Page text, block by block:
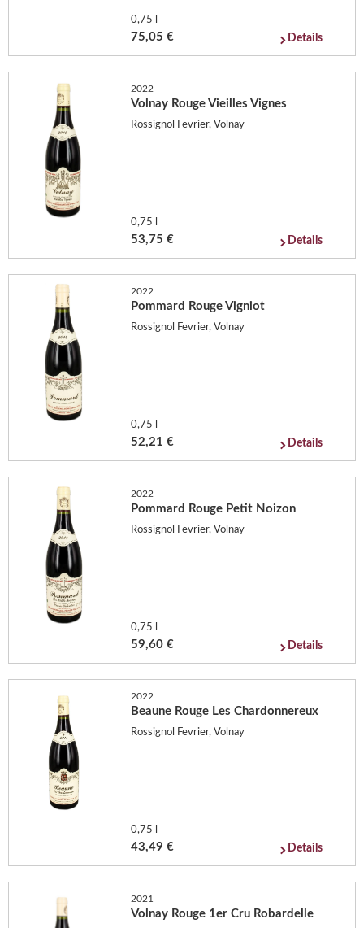
0,75 l
75,05 € Details
2022
Volnay Rouge Vieilles Vignes
Rossignol Fevrier, Volnay
0,75 l
53,75 € Details
2022
Pommard Rouge Vigniot
Rossignol Fevrier, Volnay
0,75 l
52,21 € Details
2022
Pommard Rouge Petit Noizon
Rossignol Fevrier, Volnay
0,75 l
59,60 € Details
2022
Beaune Rouge Les Chardonnereux
Rossignol Fevrier, Volnay
0,75 l
43,49 € Details
2021
Volnay Rouge 1er Cru Robardelle